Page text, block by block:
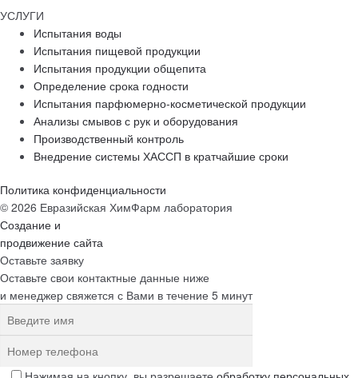
УСЛУГИ
Испытания воды
Испытания пищевой продукции
Испытания продукции общепита
Определение срока годности
Испытания парфюмерно-косметической продукции
Анализы смывов с рук и оборудования
Производственный контроль
Внедрение системы ХАССП в кратчайшие сроки
Политика конфиденциальности
© 2026 Евразийская ХимФарм лаборатория
Создание и
продвижение сайта
Оставьте заявку
Оставьте свои контактные данные ниже
и менеджер свяжется с Вами в течение 5 минут